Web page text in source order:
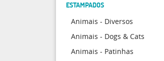
ESTAMPADOS
Animais - Diversos
Animais - Dogs & Cats
Animais - Patinhas